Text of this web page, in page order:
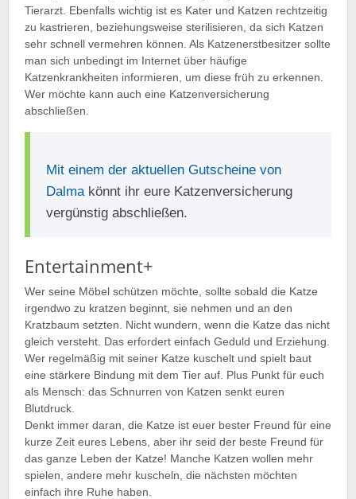
Tierarzt. Ebenfalls wichtig ist es Kater und Katzen rechtzeitig
zu kastrieren, beziehungsweise sterilisieren, da sich Katzen
sehr schnell vermehren können. Als Katzenerstbesitzer sollte
man sich unbedingt im Internet über häufige
Katzenkrankheiten informieren, um diese früh zu erkennen.
Wer möchte kann auch eine Katzenversicherung
abschließen.
Mit einem der aktuellen Gutscheine von
Dalma könnt ihr eure Katzenversicherung
vergünstig abschließen.
Entertainment+
Wer seine Möbel schützen möchte, sollte sobald die Katze
irgendwo zu kratzen beginnt, sie nehmen und an den
Kratzbaum setzten. Nicht wundern, wenn die Katze das nicht
gleich versteht. Das erfordert einfach Geduld und Erziehung.
Wer regelmäßig mit seiner Katze kuschelt und spielt baut
eine stärkere Bindung mit dem Tier auf. Plus Punkt für euch
als Mensch: das Schnurren von Katzen senkt euren
Blutdruck.
Denkt immer daran, die Katze ist euer bester Freund für eine
kurze Zeit eures Lebens, aber ihr seid der beste Freund für
das ganze Leben der Katze! Manche Katzen wollen mehr
spielen, andere mehr kuscheln, die nächsten möchten
einfach ihre Ruhe haben.